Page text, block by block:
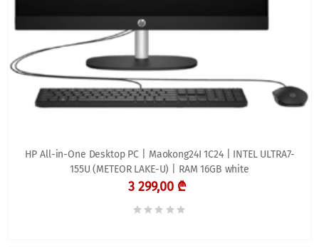
HP All-in-One Desktop PC | Maokong24I 1C24 | INTEL ULTRA7-
155U (METEOR LAKE-U) | RAM 16GB white
3 299,00 ₾